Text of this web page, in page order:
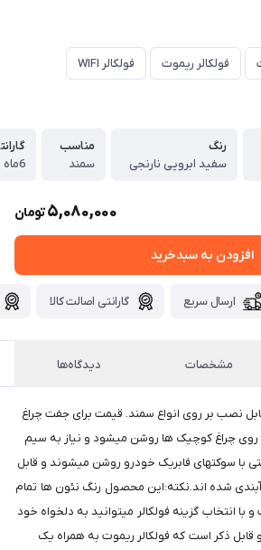
فولکالر ریموت فولکالر WIFI
رنگ
سفید ابرویی نارنجی
مناسب
سمند
6ماه
5,080,000تومان
افزودن به سبدخرید
ارسال سریع گارانتی اصالت کالا
مشخصات دیدگاه‌ها
نصب بر روی انواع سمند. قیمت برای جفت چراغ
چراغ کوچیک ها روشن میشود و نیاز به سیم
با سوکتهای فابریک خودرو روشن میشوند و قابل
شده اند.نکته:این محصول رنگ نئون ها تمام
با انتخاب گزینه فولکالر میتوانید به دلخواه خود
قابل ذکر است که فولکالر ریموت به همراه یک